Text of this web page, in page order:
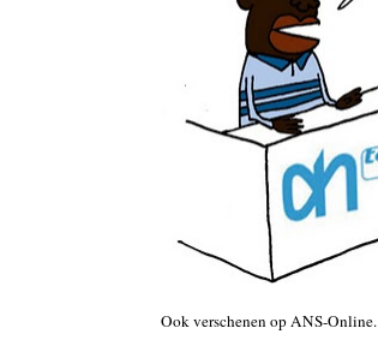
Ook verschenen opANS-Online.